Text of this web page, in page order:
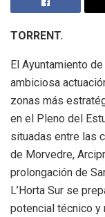
TORRENT.
El Ayuntamiento
ambiciosa
zonas más
en el Pleno del
situadas entre las
de Morvedre,
prolongación de
L’Horta Sur se
potencial técnico y